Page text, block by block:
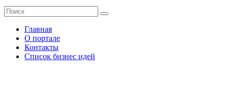
Главная
О портале
Контакты
Список бизнес идей